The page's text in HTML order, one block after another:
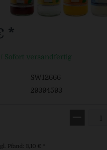
*
Sofort versandfertig
SW12666
29394593
Pfand: 3,10 € *